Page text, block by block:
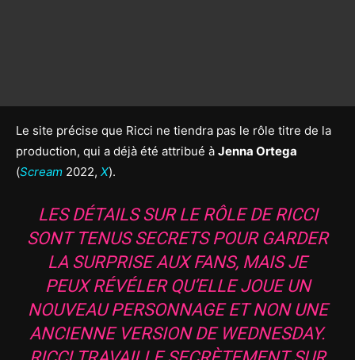
Le site précise que Ricci ne tiendra pas le rôle titre de la
production, qui a déjà été attribué à Jenna Ortega
(Scream 2022, X).
LES DÉTAILS SUR LE RÔLE DE RICCI
SONT TENUS SECRETS POUR GARDER
LA SURPRISE AUX FANS, MAIS JE
PEUX RÉVÉLER QU’ELLE JOUE UN
NOUVEAU PERSONNAGE ET NON UNE
ANCIENNE VERSION DE WEDNESDAY.